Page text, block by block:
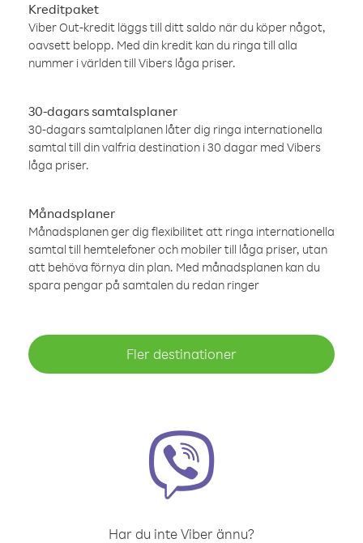
Kreditpaket
Viber Out-kredit läggs till ditt saldo när du köper något,
oavsett belopp. Med din kredit kan du ringa till alla
nummer i världen till Vibers låga priser.
30-dagars samtalsplaner
30-dagars samtalplanen låter dig ringa internationella
samtal till din valfria destination i 30 dagar med Vibers
låga priser.
Månadsplaner
Månadsplanen ger dig flexibilitet att ringa internationella
samtal till hemtelefoner och mobiler till låga priser, utan
att behöva förnya din plan. Med månadsplanen kan du
spara pengar på samtalen du redan ringer
Fler destinationer
Har du inte Viber ännu?